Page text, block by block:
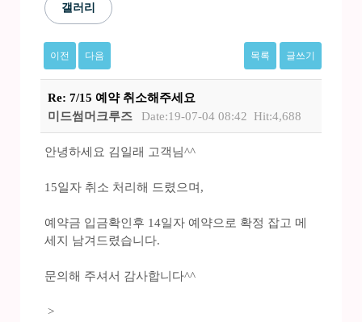
갤러리
이전 다음 목록 글쓰기
Re: 7/15 예약 취소해주세요
미드썸머크루즈
Date:19-07-04 08:42 Hit:4,688
안녕하세요 김일래 고객님^^
15일자 취소 처리해 드렸으며,
예약금 입금확인후 14일자 예약으로 확정 잡고 메
세지 남겨드렸습니다.
문의해 주셔서 감사합니다^^
>